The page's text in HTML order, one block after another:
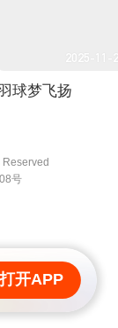
2025-11-
球梦飞扬
Reserved
号
开APP